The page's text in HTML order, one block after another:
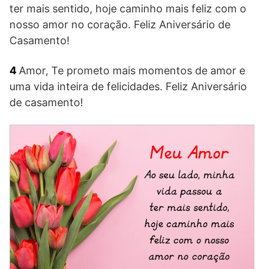
ter mais sentido, hoje caminho mais feliz com o
nosso amor no coração. Feliz Aniversário de
Casamento!
4Amor, Te prometo mais momentos de amor e
uma vida inteira de felicidades. Feliz Aniversário
de casamento!